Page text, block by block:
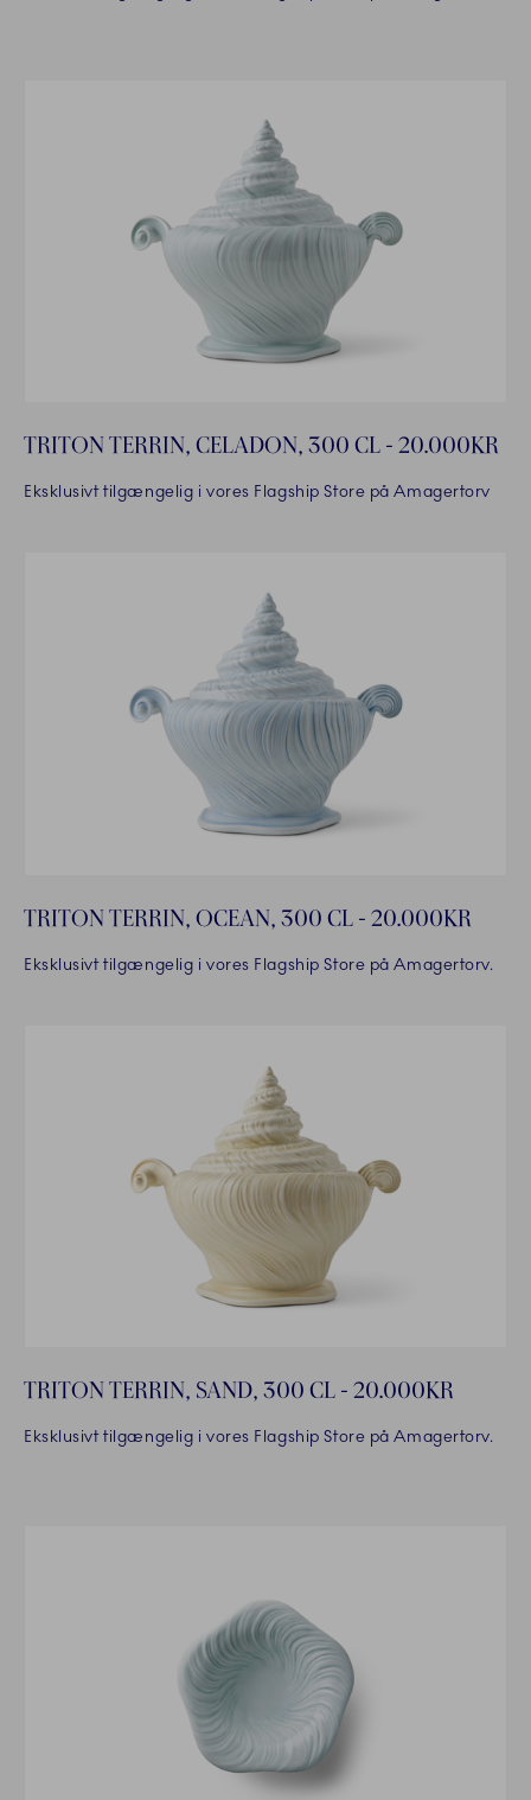
TRITON TERRIN, CELADON, 300 CL - 20.000KR
Eksklusivt tilgængelig i vores Flagship Store på Amagertorv
TRITON TERRIN, OCEAN, 300 CL - 20.000KR
Eksklusivt tilgængelig i vores Flagship Store på Amagertorv.
TRITON TERRIN, SAND, 300 CL - 20.000KR
Eksklusivt tilgængelig i vores Flagship Store på Amagertorv.